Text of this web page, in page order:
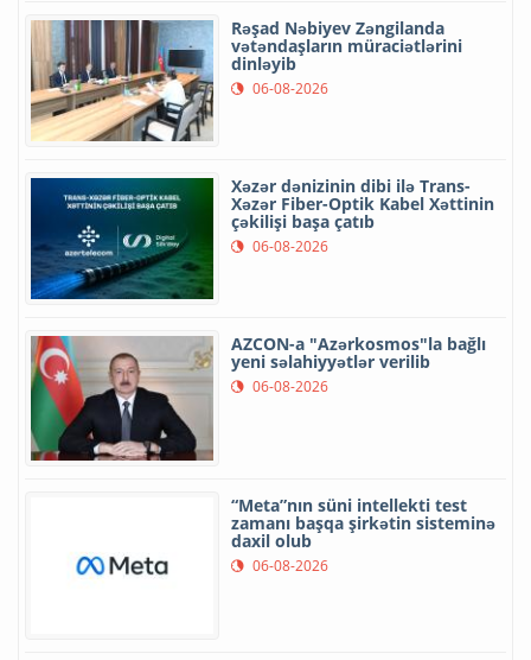
Rəşad Nəbiyev Zəngilanda
vətəndaşların müraciətlərini
dinləyib
06-08-2026
Xəzər dənizinin dibi ilə Trans-
Xəzər Fiber-Optik Kabel Xəttinin
çəkilişi başa çatıb
06-08-2026
AZCON-a "Azərkosmos"la bağlı
yeni səlahiyyətlər verilib
06-08-2026
“Meta”nın süni intellekti test
zamanı başqa şirkətin sisteminə
daxil olub
06-08-2026